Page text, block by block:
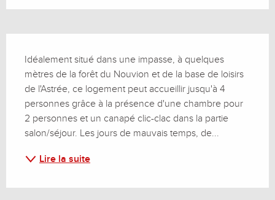
Idéalement situé dans une impasse, à quelques
mètres de la forêt du Nouvion et de la base de loisirs
de l'Astrée, ce logement peut accueillir jusqu'à 4
personnes grâce à la présence d'une chambre pour
2 personnes et un canapé clic-clac dans la partie
salon/séjour. Les jours de mauvais temps, de...
Lire la suite